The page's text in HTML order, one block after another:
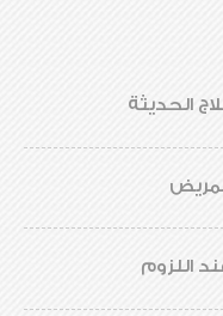
الحديثة
اللزوم